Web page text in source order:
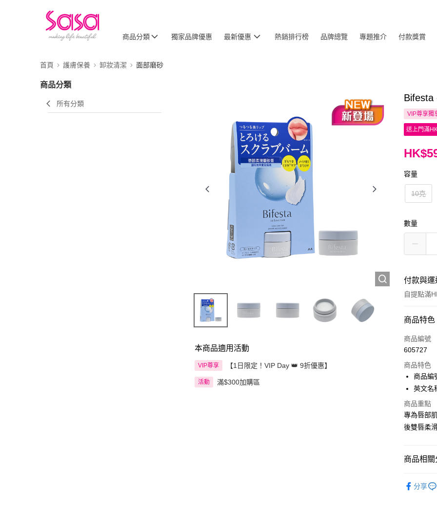
商品分類 獨家品牌優惠 最新優惠 熱銷排行榜 品牌總覽 專題推介 付款獎賞
首頁 護膚保養 卸妝清潔 面部磨砂
商品分類
所有分類
本商品適用活動
VIP尊享 【1日限定！VIP Day 👑 9折優惠】
活動 滿$300加購區
Bifesta
VIP尊享獨
送上門滿
容量
10克
數量
付款與運
自提點滿
付款方式
信用卡
AlipayHK
PayMe
WeChat
BoC Pay
送貨方式
每筆
商品特色
商品編號
605727
商品特色
商品編
英文名
商品重點
專為唇部
後雙唇柔
商品相關
分享